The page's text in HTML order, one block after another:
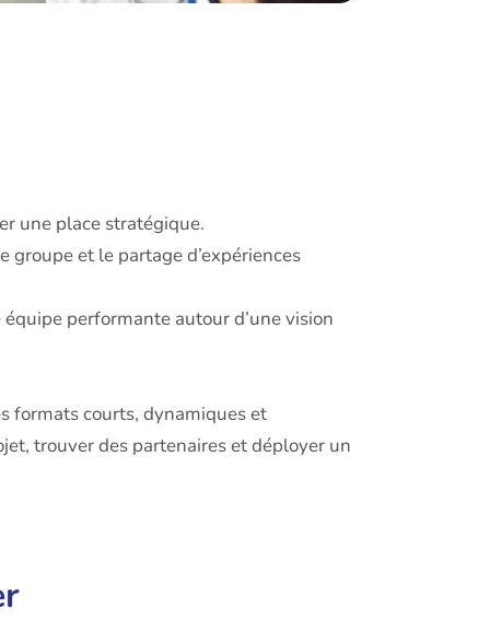
une place stratégique.
et le partage d’expériences
performante autour d’une vision
formats courts, dynamiques et
trouver des partenaires et déployer un